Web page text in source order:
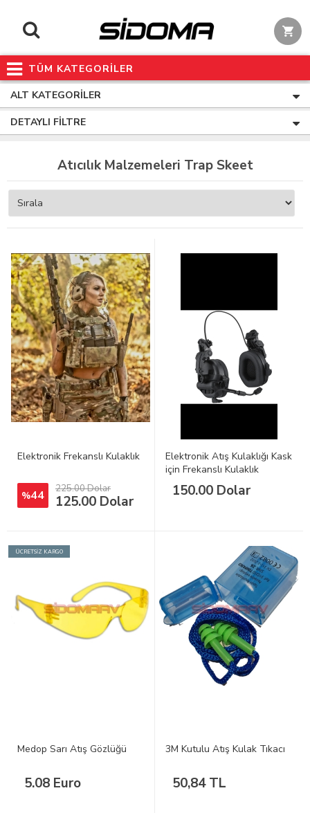
TÜM KATEGORİLER
ALT KATEGORILER
DETAYLI FILTRE
Atıcılık Malzemeleri Trap Skeet
Elektronik Frekanslı Kulaklık
%44 225.00 Dolar
125.00 Dolar
Elektronik Atış Kulaklığı Kask
için Frekanslı Kulaklık
150.00 Dolar
ÜCRETSİZ KARGO
Medop Sarı Atış Gözlüğü
5.08 Euro
3M Kutulu Atış Kulak Tıkacı
50,84 TL